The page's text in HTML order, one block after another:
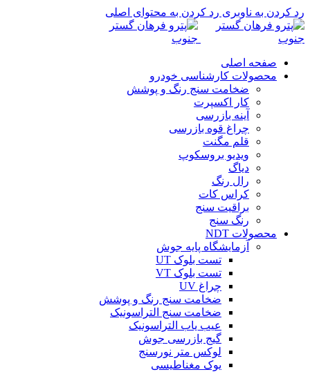
رد کردن به ناوبری رد کردن به محتوای اصلی
صفحه اصلی
محصولات کارشناسی خودرو
ضخامت سنج رنگ و پوشش
کار اکسپرت
آینه بازرسی
چراغ قوه بازرسی
قلم مگنت
ویدیو بروسکوپ
دیاگ
رال رنگ
کراس کات
براقیت سنج
رنگ سنج
محصولات NDT
آزمایشگاه پایه جوش
تست بلوک UT
تست بلوک VT
چراغ UV
ضخامت سنج رنگ و پوشش
ضخامت سنج التراسونیک
عیب یاب التراسونیک
گیج بازرسی جوش
لوکس متر نورسنج
یوک مغناطیسی